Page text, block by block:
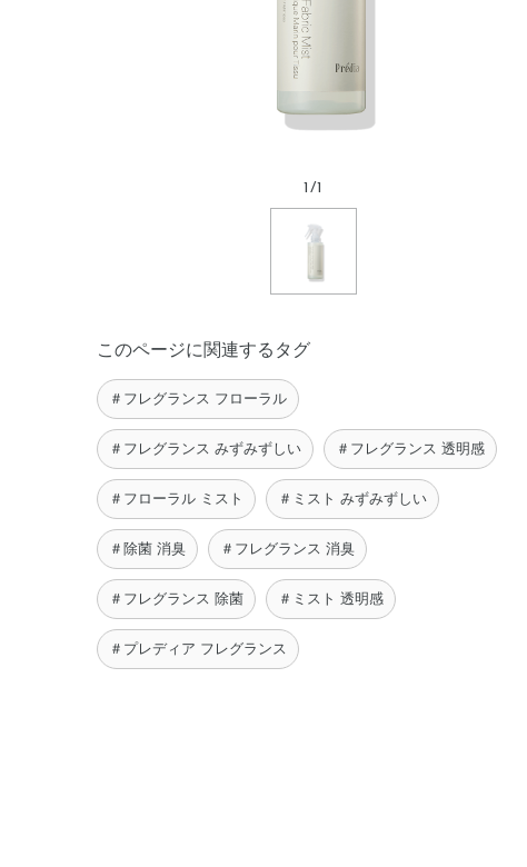
1 /1
このページに関連するタグ
＃フレグランス フローラル
＃フレグランス みずみずしい ＃フレグランス 透明感
＃フローラル ミスト ＃ミスト みずみずしい
＃除菌 消臭 ＃フレグランス 消臭
＃フレグランス 除菌 ＃ミスト 透明感
＃プレディア フレグランス